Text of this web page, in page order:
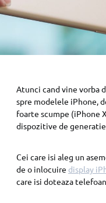
Atunci cand vine vorba
spre modelele iPhone,
foarte scumpe (iPhone
dispozitive de
Cei care isi aleg un
de o inlocuire display
care isi doteaza